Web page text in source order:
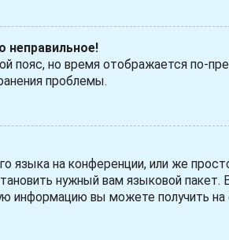
неправильное!
пояс, но время отображается по-
проблемы.
языка на конференции, или же
нужный вам языковой
информацию вы можете получить на